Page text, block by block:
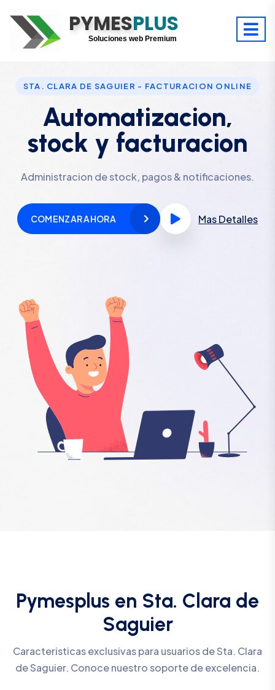
PYMESPLUS
Digitaliza tu éxito
Soluciones web Premium
STA. CLARA DE SAGUIER - FACTURACION ONLINE
Automatizacion,
stock y facturacion
Administracion de stock, pagos & notificaciones.
COMENZAR AHORA Mas Detalles
Pymesplus en Sta. Clara de
Saguier
Caracteristicas exclusivas para usuarios de Sta. Clara
de Saguier. Conoce nuestro soporte de excelencia.